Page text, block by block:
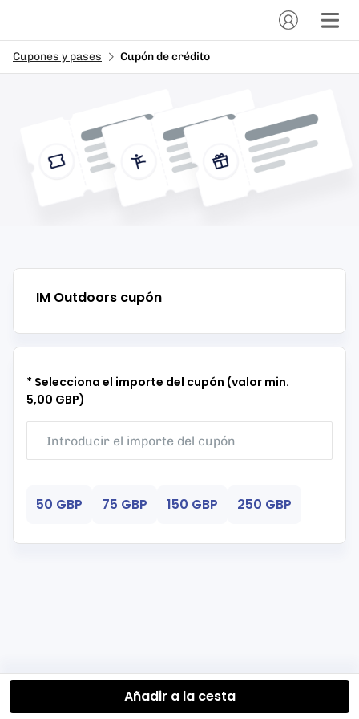
Cupones y pases Cupón de crédito
IM Outdoors cupón
* Selecciona el importe del cupón (valor min.
5,00 GBP)
50 GBP 75 GBP 150 GBP 250 GBP
Añadir a la cesta